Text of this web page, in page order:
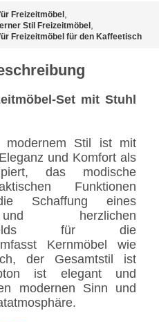
Freizeitmöbel
Stil Freizeitmöbel
Freizeitmöbel für den Kaffeetisch
Set mit Stuhl
modernem Stil ist mit
und Komfort als
das modische
Funktionen
Schaffung eines
herzlichen
für die
Kernmöbel wie
der Gesamtstil ist
ist elegant und
modernen Sinn und